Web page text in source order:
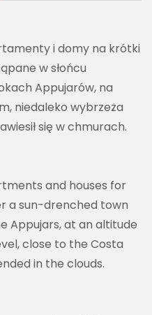
i domy na krótki
w słońcu
Appujarów, na
niedaleko wybrzeża
się w chmurach.
and houses for
a sun-drenched town
Appujars, at an altitude
close to the Costa
in the clouds.